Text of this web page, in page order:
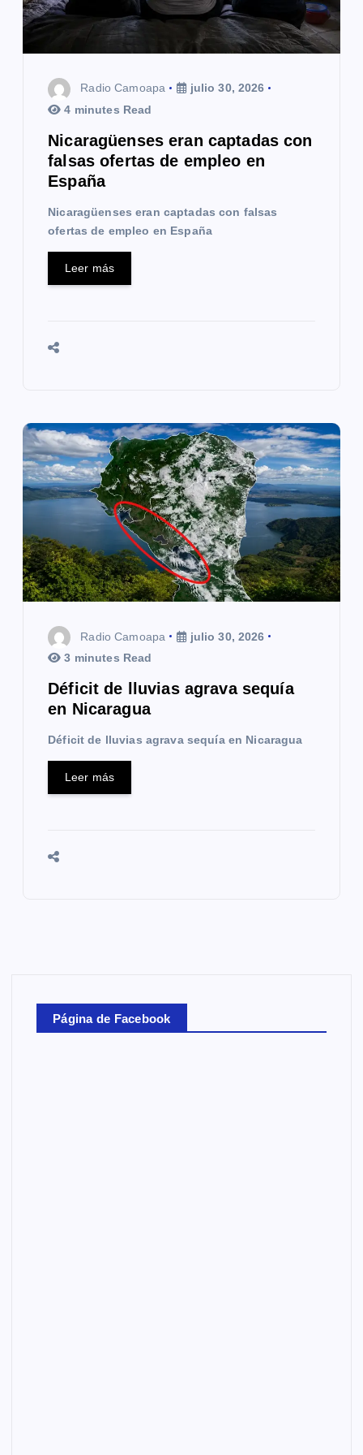
e
n
Radio Camoapa
julio 30, 2026
4 minutes Read
Nicaragüenses eran captadas con
falsas ofertas de empleo en
España
Nicaragüenses eran captadas con falsas
ofertas de empleo en España
Leer más
Radio Camoapa
julio 30, 2026
3 minutes Read
Déficit de lluvias agrava sequía
en Nicaragua
Déficit de lluvias agrava sequía en Nicaragua
Leer más
Página de Facebook